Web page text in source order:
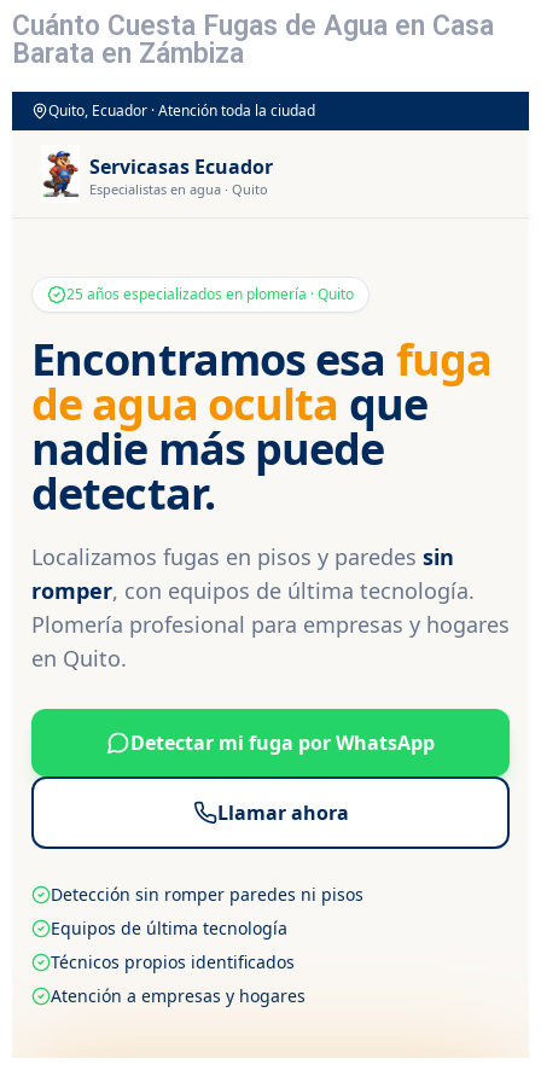
Cuánto Cuesta Fugas de Agua en Casa
Barata en Zámbiza